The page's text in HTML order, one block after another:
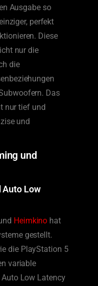
Ausgabe so
perfekt
Diese
nur die
die
Das
nur tief und
und
und
Auto Low
Heimkino hat
gestellt.
die PlayStation 5
variable
Low Latency